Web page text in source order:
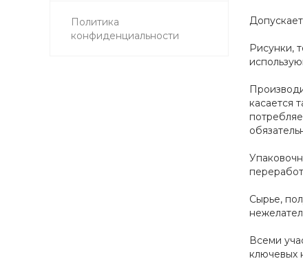
Политика
конфиденциальности
Рисунки,
касается
Сырье,
Всеми
ключевых